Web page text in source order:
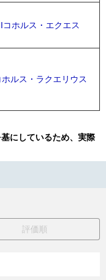
コホルス・エクエス
ルス・ラクエリウス
にしているため、実際
評価順